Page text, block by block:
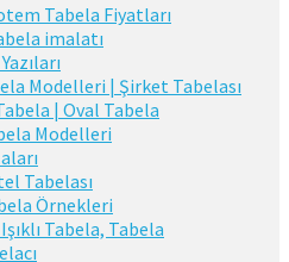
Tabela Fiyatları
imalatı
Modelleri | Şirket Tabelası
| Oval Tabela
Modelleri
Tabelası
Örnekleri
Tabela, Tabela